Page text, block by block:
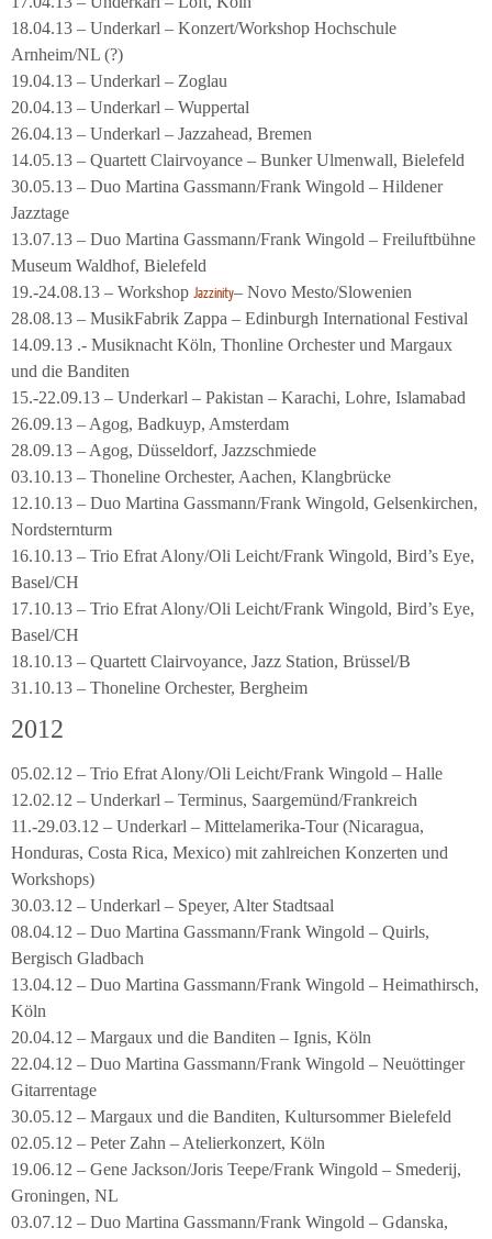
18.04.13 – Underkarl – Konzert/Workshop Hochschule
Arnheim/NL (?)
19.04.13 – Underkarl – Zoglau
20.04.13 – Underkarl – Wuppertal
26.04.13 – Underkarl – Jazzahead, Bremen
14.05.13 – Quartett Clairvoyance – Bunker Ulmenwall, Bielefeld
30.05.13 – Duo Martina Gassmann/Frank Wingold – Hildener
Jazztage
13.07.13 – Duo Martina Gassmann/Frank Wingold – Freiluftbühne
Museum Waldhof, Bielefeld
19.-24.08.13 – Workshop Jazzinity– Novo Mesto/Slowenien
28.08.13 – MusikFabrik Zappa – Edinburgh International Festival
14.09.13 .- Musiknacht Köln, Thonline Orchester und Margaux
und die Banditen
15.-22.09.13 – Underkarl – Pakistan – Karachi, Lohre, Islamabad
26.09.13 – Agog, Badkuyp, Amsterdam
28.09.13 – Agog, Düsseldorf, Jazzschmiede
03.10.13 – Thoneline Orchester, Aachen, Klangbrücke
12.10.13 – Duo Martina Gassmann/Frank Wingold, Gelsenkirchen,
Nordsternturm
16.10.13 – Trio Efrat Alony/Oli Leicht/Frank Wingold, Bird’s Eye,
Basel/CH
17.10.13 – Trio Efrat Alony/Oli Leicht/Frank Wingold, Bird’s Eye,
Basel/CH
18.10.13 – Quartett Clairvoyance, Jazz Station, Brüssel/B
31.10.13 – Thoneline Orchester, Bergheim
2012
05.02.12 – Trio Efrat Alony/Oli Leicht/Frank Wingold – Halle
12.02.12 – Underkarl – Terminus, Saargemünd/Frankreich
11.-29.03.12 – Underkarl – Mittelamerika-Tour (Nicaragua,
Honduras, Costa Rica, Mexico) mit zahlreichen Konzerten und
Workshops)
30.03.12 – Underkarl – Speyer, Alter Stadtsaal
08.04.12 – Duo Martina Gassmann/Frank Wingold – Quirls,
Bergisch Gladbach
13.04.12 – Duo Martina Gassmann/Frank Wingold – Heimathirsch,
Köln
20.04.12 – Margaux und die Banditen – Ignis, Köln
22.04.12 – Duo Martina Gassmann/Frank Wingold – Neuöttinger
Gitarrentage
30.05.12 – Margaux und die Banditen, Kultursommer Bielefeld
02.05.12 – Peter Zahn – Atelierkonzert, Köln
19.06.12 – Gene Jackson/Joris Teepe/Frank Wingold – Smederij,
Groningen, NL
03.07.12 – Duo Martina Gassmann/Frank Wingold – Gdanska,